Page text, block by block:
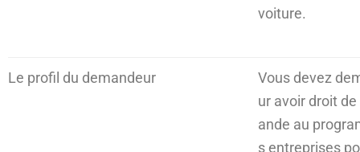
voiture.
Le profil du demandeur
Vous devez
ur avoir droit
ande au
s entreprises